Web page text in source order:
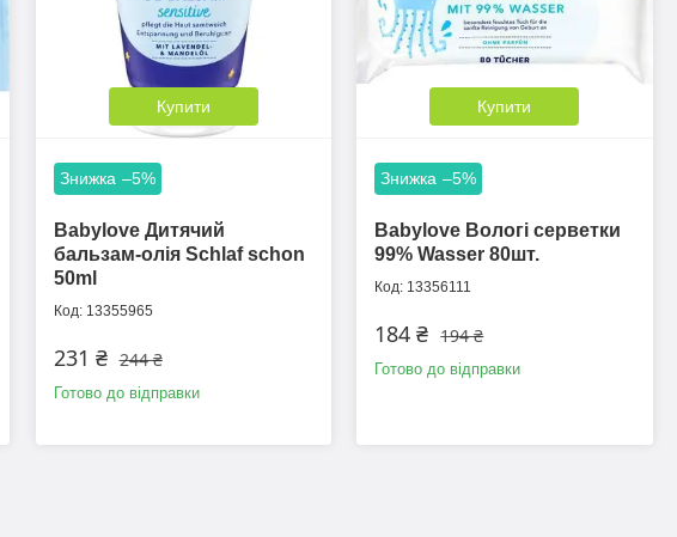
Купити
–5%
Babylove Дитячий
бальзам-олія Schlaf schon
50ml
13355965
244 ₴
231 ₴
Готово до відправки
Купити
–5%
Babylove Вологі серветки
99% Wasser 80шт.
13356111
194 ₴
184 ₴
Готово до відправки